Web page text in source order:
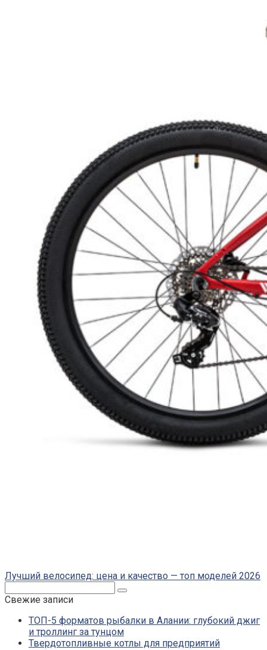
Лучший велосипед: цена и качество — топ моделей 2026
Свежие записи
ТОП-5 форматов рыбалки в Алании: глубокий джиг
и троллинг за тунцом
Твердотопливные котлы для предприятий